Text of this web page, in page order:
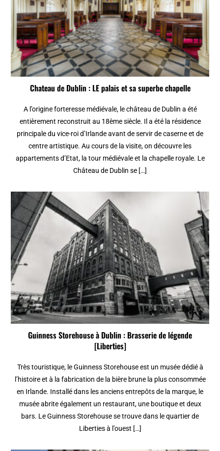
Chateau de Dublin : LE palais et sa superbe chapelle
A l’origine forteresse médiévale, le château de Dublin a été
entièrement reconstruit au 18ème siècle. Il a été la résidence
principale du vice-roi d’Irlande avant de servir de caserne et de
centre artistique. Au cours de la visite, on découvre les
appartements d’Etat, la tour médiévale et la chapelle royale. Le
Château de Dublin se […]
Guinness Storehouse à Dublin : Brasserie de légende
[Liberties]
Très touristique, le Guinness Storehouse est un musée dédié à
l’histoire et à la fabrication de la bière brune la plus consommée
en Irlande. Installé dans les anciens entrepôts de la marque, le
musée abrite également un restaurant, une boutique et deux
bars. Le Guinness Storehouse se trouve dans le quartier de
Liberties à l’ouest […]